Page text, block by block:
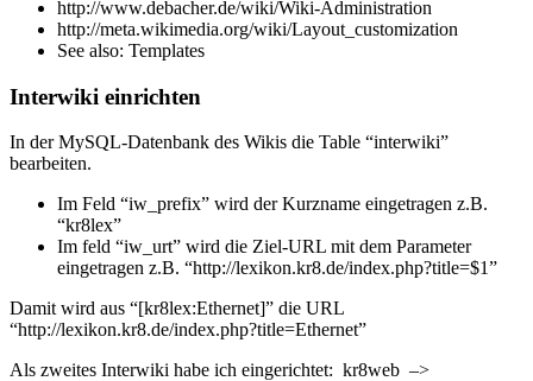
http://www.debacher.de/wiki/Wiki-Administration
http://meta.wikimedia.org/wiki/Layout_customization
See also: Templates
Interwiki einrichten
In der MySQL-Datenbank des Wikis die Table “interwiki”
bearbeiten.
Im Feld “iw_prefix” wird der Kurzname eingetragen z.B.
“kr8lex”
Im feld “iw_urt” wird die Ziel-URL mit dem Parameter
eingetragen z.B. “http://lexikon.kr8.de/index.php?title=$1”
Damit wird aus “[kr8lex:Ethernet]” die URL
“http://lexikon.kr8.de/index.php?title=Ethernet”
Als zweites Interwiki habe ich eingerichtet: kr8web –>